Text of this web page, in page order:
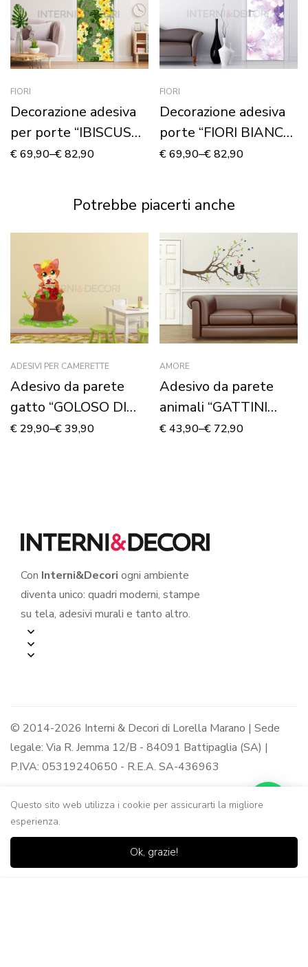
FIORI
Decorazione adesiva
per porte “IBISCUS
GIALLI”
€69,90–€82,90
FIORI
Decorazione adesiva
porte “FIORI BIANCHI
SU SFONDO VIOLA”
€69,90–€82,90
Potrebbe piacerti anche
ADESIVI PER CAMERETTE
Adesivo da parete
gatto “GOLOSO DI
CILIEGIE” – Adesivo
€ 29,90–€39,90
AMORE
Adesivo da parete
animali “GATTINI
INNAMORATI”
€43,90–€ 72,90
Con Interni&Decori ogni ambiente
diventa unico: quadri moderni, stampe
su tela, adesivi murali e tanto altro.
© 2014-2026 Interni & Decori di Lorella Marano | Sede
legale: Via R. Jemma 12/B - 84091 Battipaglia (SA) |
P.IVA: 05319240650 - R.E.A. SA-436963
Questo sito web utilizza i cookie per assicurarti la migliore
esperienza.
Ok, grazie!
Casa Negozio
0
Lista dei Carrello Ricerca